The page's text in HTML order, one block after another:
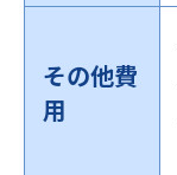
その他費
用